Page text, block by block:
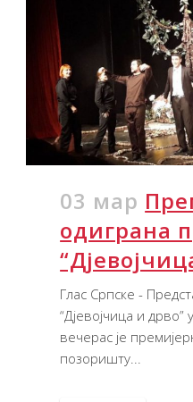
03 мар
одиграна
Глас Српске -
“Дјевојчица и дрво”
вечерас је
позоришту...